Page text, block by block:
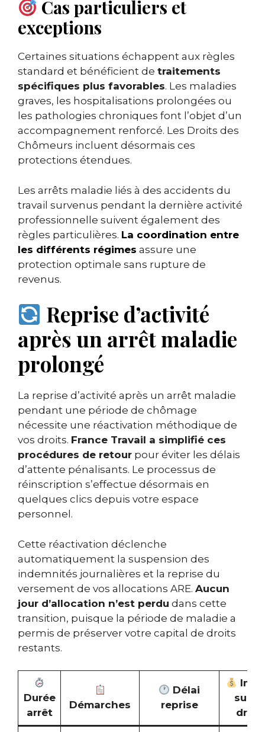
Cas particuliers et
exceptions
Certaines situations échappent aux règles
standard et bénéficient de traitements
spécifiques plus favorables. Les maladies
graves, les hospitalisations prolongées ou
les pathologies chroniques font l’objet d’un
accompagnement renforcé. Les Droits des
Chômeurs incluent désormais ces
protections étendues.
Les arrêts maladie liés à des accidents du
travail survenus pendant la dernière activité
professionnelle suivent également des
règles particulières. La coordination entre
les différents régimes assure une
protection optimale sans rupture de
revenus.
Reprise d’activité
après un arrêt maladie
prolongé
La reprise d’activité après un arrêt maladie
pendant une période de chômage
nécessite une réactivation méthodique de
vos droits. France Travail a simplifié ces
procédures de retour pour éviter les délais
d’attente pénalisants. Le processus de
réinscription s’effectue désormais en
quelques clics depuis votre espace
personnel.
Cette réactivation déclenche
automatiquement la suspension des
indemnités journalières et la reprise du
versement de vos allocations ARE. Aucun
jour d’allocation n’est perdu dans cette
transition, puisque la période de maladie a
permis de préserver votre capital de droits
restants.
Durée
arrêt
Démarches
Délai
reprise
sur